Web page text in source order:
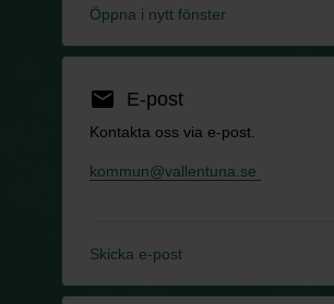
Öppna i nytt fönster
email E-post
Kontakta oss via e-post.
kommun@vallentuna.se
Skicka e-post